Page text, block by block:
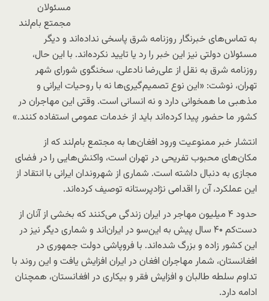
مسئولان
مجمتع بام‌لند
به تماس‌های خبرنگار روزنامه شرق پاسخی نداده‌اند و دیگر
مسئولان دولتی نیز این خبر را رد یا تایید نکرده‌اند. با این حال،
روزنامه شرق به نقل از علی‌رضا نادعلی، سخنگوی شورای شهر
تهران، نوشت: «این نوع تصمیم‌گیری‌ها نه با روحیات ایرانی و
مذهبی ما همخوانی دارد و نه انسانی است. وقتی این مهاجران در
کشور ما حضور پیدا کرده‌اند باید از خدمات عمومی استفاده کنند.»
انتشار خبر ممنوعیت ورود افغان‌ها به مجتمع بام‌لند که از
مکان‌های محبوب تفریحی در تهران است، واکنش‌‎هایی را در فضای
مجازی به دنبال داشته است. شماری از شهروندان ایرانی با انتقاد از
این عملکرد، آن را اقدامی نژادپرستانه توصیف کرده‌اند.
حدود ۴ میلیون مهاجر در ایران زندگی می‌کنند که بخشی از آنان از
دست‌کم ۴۰ سال پیش به این‌سو در ایران‌اند و شماری دیگر نیز در
این کشور زاده و بزرگ شده‌اند. با فروپاشی دولت جمهوری در
افغانستان، شمار مهاجران افغان در ایران افزایش یافت و این روند با
تداوم سلطه طالبان و افزایش فقر و بیکاری در افغانستان، همچنان
ادامه دارد.